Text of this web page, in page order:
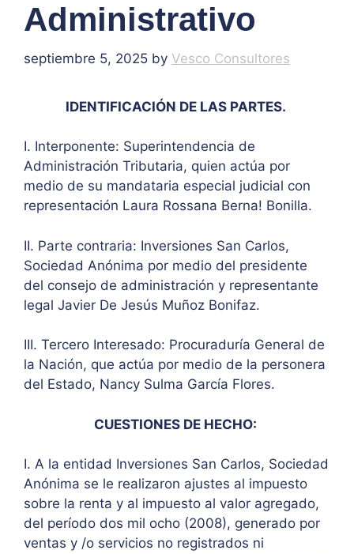
Administrativo
septiembre 5, 2025 by Vesco Consultores
IDENTIFICACIÓN DE LAS PARTES.
I. Interponente: Superintendencia de
Administración Tributaria, quien actúa por
medio de su mandataria especial judicial con
representación Laura Rossana Berna! Bonilla.
II. Parte contraria: Inversiones San Carlos,
Sociedad Anónima por medio del presidente
del consejo de administración y representante
legal Javier De Jesús Muñoz Bonifaz.
III. Tercero Interesado: Procuraduría General de
la Nación, que actúa por medio de la personera
del Estado, Nancy Sulma García Flores.
CUESTIONES DE HECHO:
I. A la entidad Inversiones San Carlos, Sociedad
Anónima se le realizaron ajustes al impuesto
sobre la renta y al impuesto al valor agregado,
del período dos mil ocho (2008), generado por
ventas y /o servicios no registrados ni